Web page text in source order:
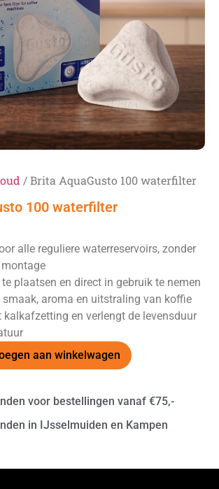
/ Brita AquaGusto 100 waterfilter
100 waterfilter
alle reguliere waterreservoirs, zonder
te plaatsen en direct in gebruik te nemen
smaak, aroma en uitstraling van koffie
kalkafzetting en verlengt de levensduur
aan winkelwagen
voor bestellingen vanaf €75,-
in IJsselmuiden en Kampen